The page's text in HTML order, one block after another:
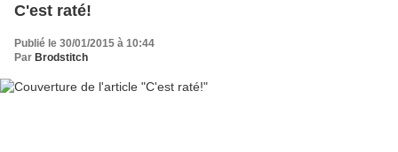
C'est raté!
Publié le 30/01/2015 à 10:44
Par Brodstitch